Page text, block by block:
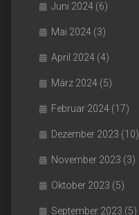
Juni 2024 (6)
Mai 2024 (3)
April 2024 (4)
März 2024 (5)
Februar 2024 (17)
Dezember 2023 (10)
November 2023 (3)
Oktober 2023 (5)
September 2023 (5)